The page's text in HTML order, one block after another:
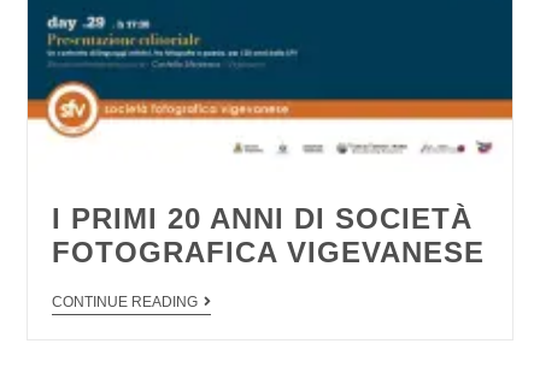
I PRIMI 20 ANNI DI SOCIETÀ
FOTOGRAFICA VIGEVANESE
CONTINUE READING